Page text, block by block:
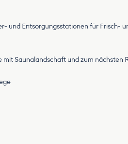
und Entsorgungsstationen für Frisch-
Saunalandschaft und zum nächsten